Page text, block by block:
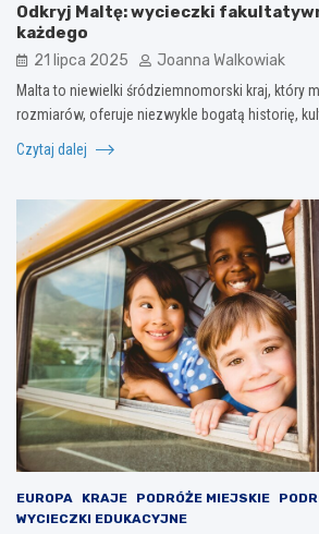
Odkryj Maltę: wycieczki
każdego
21 lipca 2025 Joanna Walkowiak
Malta to niewielki śródziemnomorski kraj, który
rozmiarów, oferuje niezwykle bogatą historię,
Czytaj dalej
EUROPA KRAJE PODRÓŻE MIEJSKIE
WYCIECZKI EDUKACYJNE